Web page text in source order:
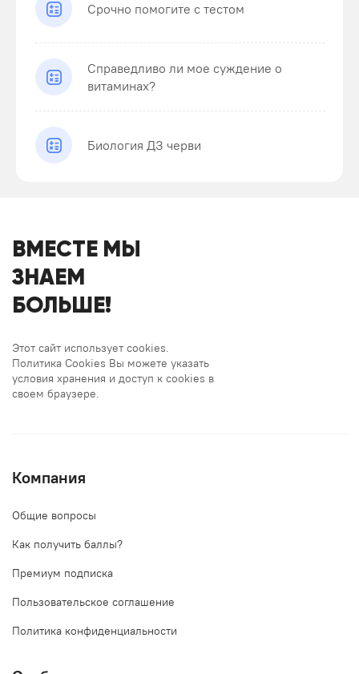
Срочно помогите с тестом
Справедливо ли мое суждение о
витаминах?
Биология ДЗ черви
ВМЕСТЕ МЫ
ЗНАЕМ
БОЛЬШЕ!
Этот сайт использует cookies.
Политика Cookies Вы можете указать
условия хранения и доступ к cookies в
своем браузере.
Компания
Общие вопросы
Как получить баллы?
Премиум подписка
Пользовательское соглашение
Политика конфиденциальности